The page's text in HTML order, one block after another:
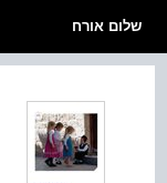
שלום אורח